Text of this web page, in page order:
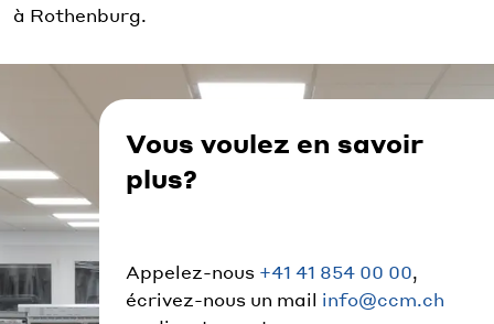
à Rothenburg.
Vous voulez en savoir
plus?
Appelez-nous +41 41 854 00 00,
écrivez-nous un mail info@ccm.ch